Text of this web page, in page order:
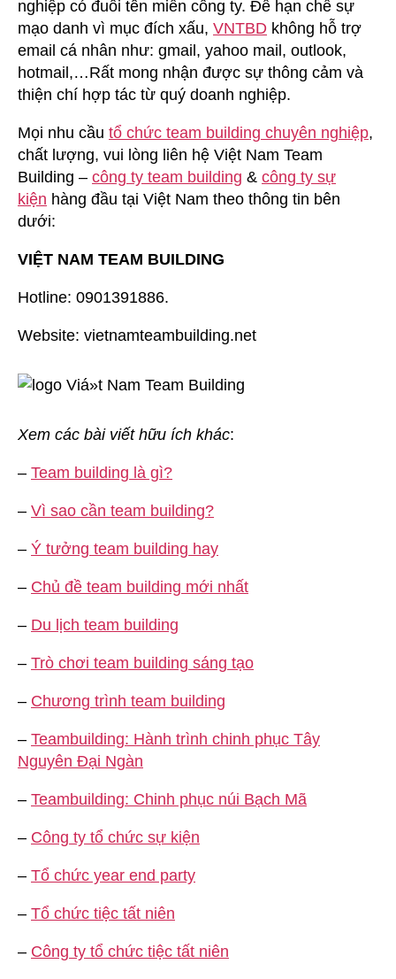
nghiệp có đuôi tên miền công ty. Để hạn chế sự
mạo danh vì mục đích xấu, VNTBD không hỗ trợ
email cá nhân như: gmail, yahoo mail, outlook,
hotmail,…Rất mong nhận được sự thông cảm và
thiện chí hợp tác từ quý doanh nghiệp.
Mọi nhu cầu tổ chức team building chuyên nghiệp,
chất lượng, vui lòng liên hệ Việt Nam Team
Building – công ty team building & công ty sự
kiện hàng đầu tại Việt Nam theo thông tin bên
dưới:
VIỆT NAM TEAM BUILDING
Hotline: 0901391886.
Website: vietnamteambuilding.net
Xem các bài viết hữu ích khác:
– Team building là gì?
– Vì sao cần team building?
– Ý tưởng team building hay
– Chủ đề team building mới nhất
– Du lịch team building
– Trò chơi team building sáng tạo
– Chương trình team building
– Teambuilding: Hành trình chinh phục Tây
Nguyên Đại Ngàn
– Teambuilding: Chinh phục núi Bạch Mã
– Công ty tổ chức sự kiện
– Tổ chức year end party
– Tổ chức tiệc tất niên
– Công ty tổ chức tiệc tất niên